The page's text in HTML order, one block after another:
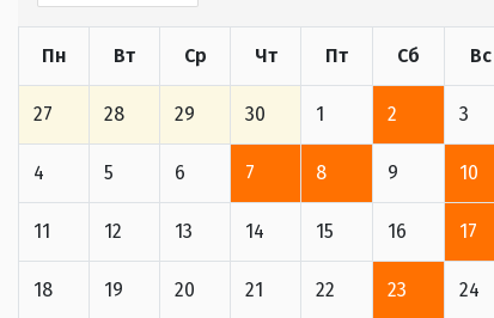
Пн Вт Ср Чт Пт Сб Вс
27 28 29 30 1 2 3
4 5 6 7 8 9 10
11 12 13 14 15 16 17
18 19 20 21 22 23 24